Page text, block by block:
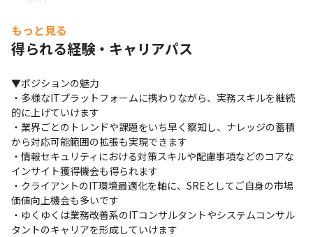
もっと見る
得られる経験・キャリアパス
▼ポジションの魅力
・多様なITプラットフォームに携わりながら、実務スキルを継続
的に上げていけます
・業界ごとのトレンドや課題をいち早く察知し、ナレッジの蓄積
から対応可能範囲の拡張も実現できます
・情報セキュリティにおける対策スキルや配慮事項などのコアな
インサイト獲得機会も得られます
・クライアントのIT環境最適化を軸に、SREとしてご自身の市場
価値向上機会も多いです
・ゆくゆくは業務改善系のITコンサルタントやシステムコンサル
タントのキャリアを形成していけます